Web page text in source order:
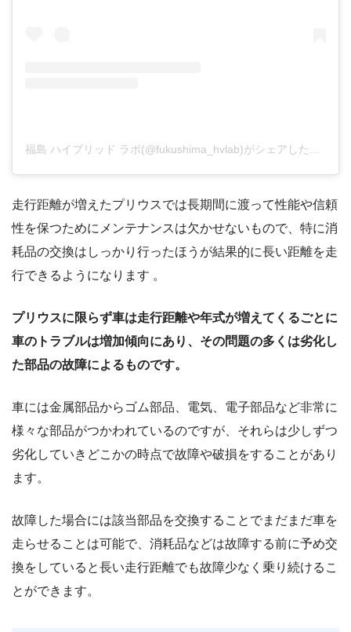
走行距離が増えたプリウスでは長期間に渡って性能や信頼
性を保つためにメンテナンスは欠かせないもので、特に消
耗品の交換はしっかり行ったほうが結果的に長い距離を走
行できるようになります 。
プリウスに限らず車は走行距離や年式が増えてくるごとに
車のトラブルは増加傾向にあり、その問題の多くは劣化し
た部品の故障によるものです。
車には金属部品からゴム部品、電気、電子部品など非常に
様々な部品がつかわれているのですが、それらは少しずつ
劣化していきどこかの時点で故障や破損をすることがあり
ます。
故障した場合には該当部品を交換することでまだまだ車を
走らせることは可能で、消耗品などは故障する前に予め交
換をしていると長い走行距離でも故障少なく乗り続けるこ
とができます。